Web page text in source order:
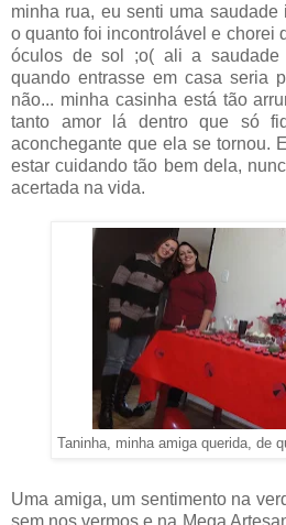
minha rua, eu senti uma
o quanto foi incontrolável e chorei
óculos de sol ;o( ali a saudade
quando entrasse em casa seria
não... minha casinha está tão
tanto amor lá dentro que só
aconchegante que ela se tornou.
estar cuidando tão bem dela,
acertada na vida.
Taninha, minha amiga querida, de
Uma amiga, um sentimento na